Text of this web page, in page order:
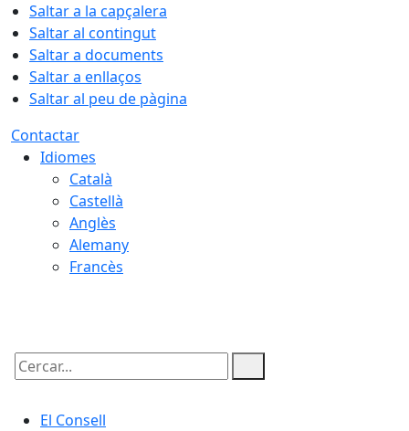
Saltar a la capçalera
Saltar al contingut
Saltar a documents
Saltar a enllaços
Saltar al peu de pàgina
Contactar
Idiomes
Català
Castellà
Anglès
Alemany
Francès
Cercar:
El Consell